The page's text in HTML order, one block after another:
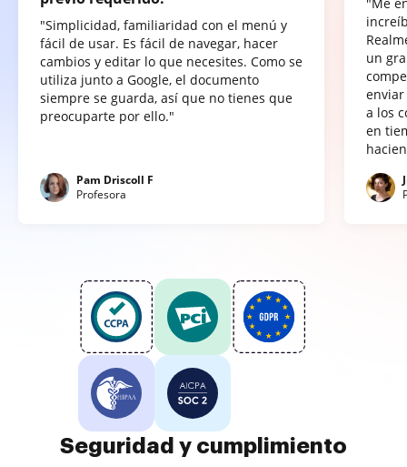
"Simplicidad, familiaridad con el menú y
fácil de usar. Es fácil de navegar, hacer
cambios y editar lo que necesites. Como se
utiliza junto a Google, el documento
siempre se guarda, así que no tienes que
preocuparte por ello."
Pam Driscoll F
Profesora
un
a los
en
Seguridad y cumplimiento